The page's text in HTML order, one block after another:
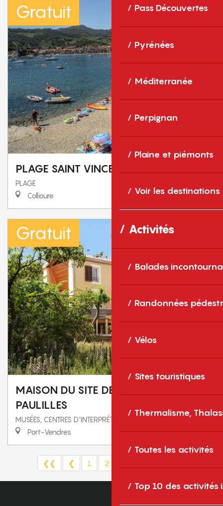
Pass Découvertes
Pyrénées
Méditerranée
Perpignan
Plaine et piémonts
Voir les destinations
Activités
Balades
Randonnées
Vélos
Sites touristiques
Thermalisme,
Toutes les activités
Top 10 des activités
Gratuit
PLAGE SAINT VINCENT
PLAGE
Collioure
Gratuit
MAISON DU SITE DE L'ANSE DE
PAULILLES
MUSÉES, CENTRES D'INTERPRÉTATION ET COLLECTIONS
Port-Vendres
❮❮ ❮ 1 2